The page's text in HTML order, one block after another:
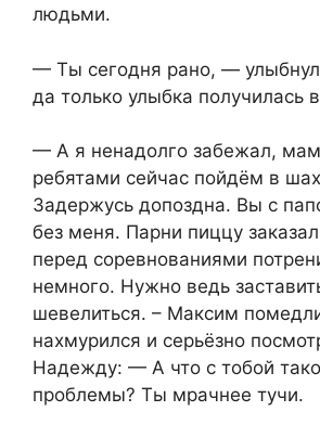
людьми.
— Ты сегодня рано, —
да только улыбка получилась
— А я ненадолго забежал,
ребятами сейчас пойдём в
Задержусь допоздна. Вы с
без меня. Парни пиццу
перед соревнованиями
немного. Нужно ведь
шевелиться. – Максим
нахмурился и серьёзно
Надежду: — А что с тобой
проблемы? Ты мрачнее тучи.